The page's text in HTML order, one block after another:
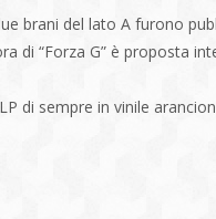
brani del lato A furono
di “Forza G” è proposta
di sempre in vinile